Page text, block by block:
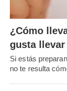
¿Cómo
gusta
Si estás
no te resulta